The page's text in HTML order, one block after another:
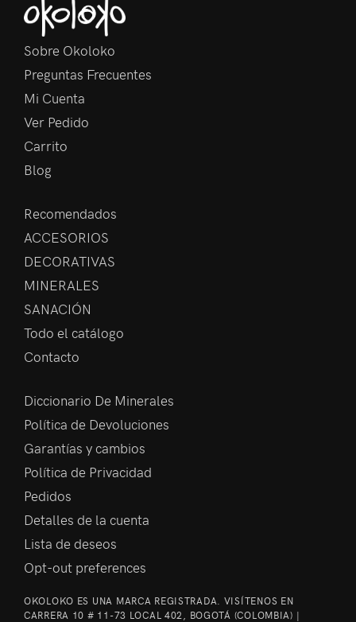
Sobre Okoloko
Preguntas Frecuentes
Mi Cuenta
Ver Pedido
Carrito
Blog
Recomendados
ACCESORIOS
DECORATIVAS
MINERALES
SANACIÓN
Todo el catálogo
Contacto
Diccionario De Minerales
Política de Devoluciones
Garantías y cambios
Política de Privacidad
Pedidos
Detalles de la cuenta
Lista de deseos
Opt-out preferences
OKOLOKO ES UNA MARCA REGISTRADA. VISÍTENOS EN
CARRERA 10 # 11-73 LOCAL 402, BOGOTÁ (COLOMBIA) |